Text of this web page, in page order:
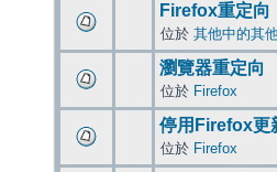
Firefox重定向
位於 其他中的其
瀏覽器重定向
位於 Firefox
停用Firefox更
位於 Firefox